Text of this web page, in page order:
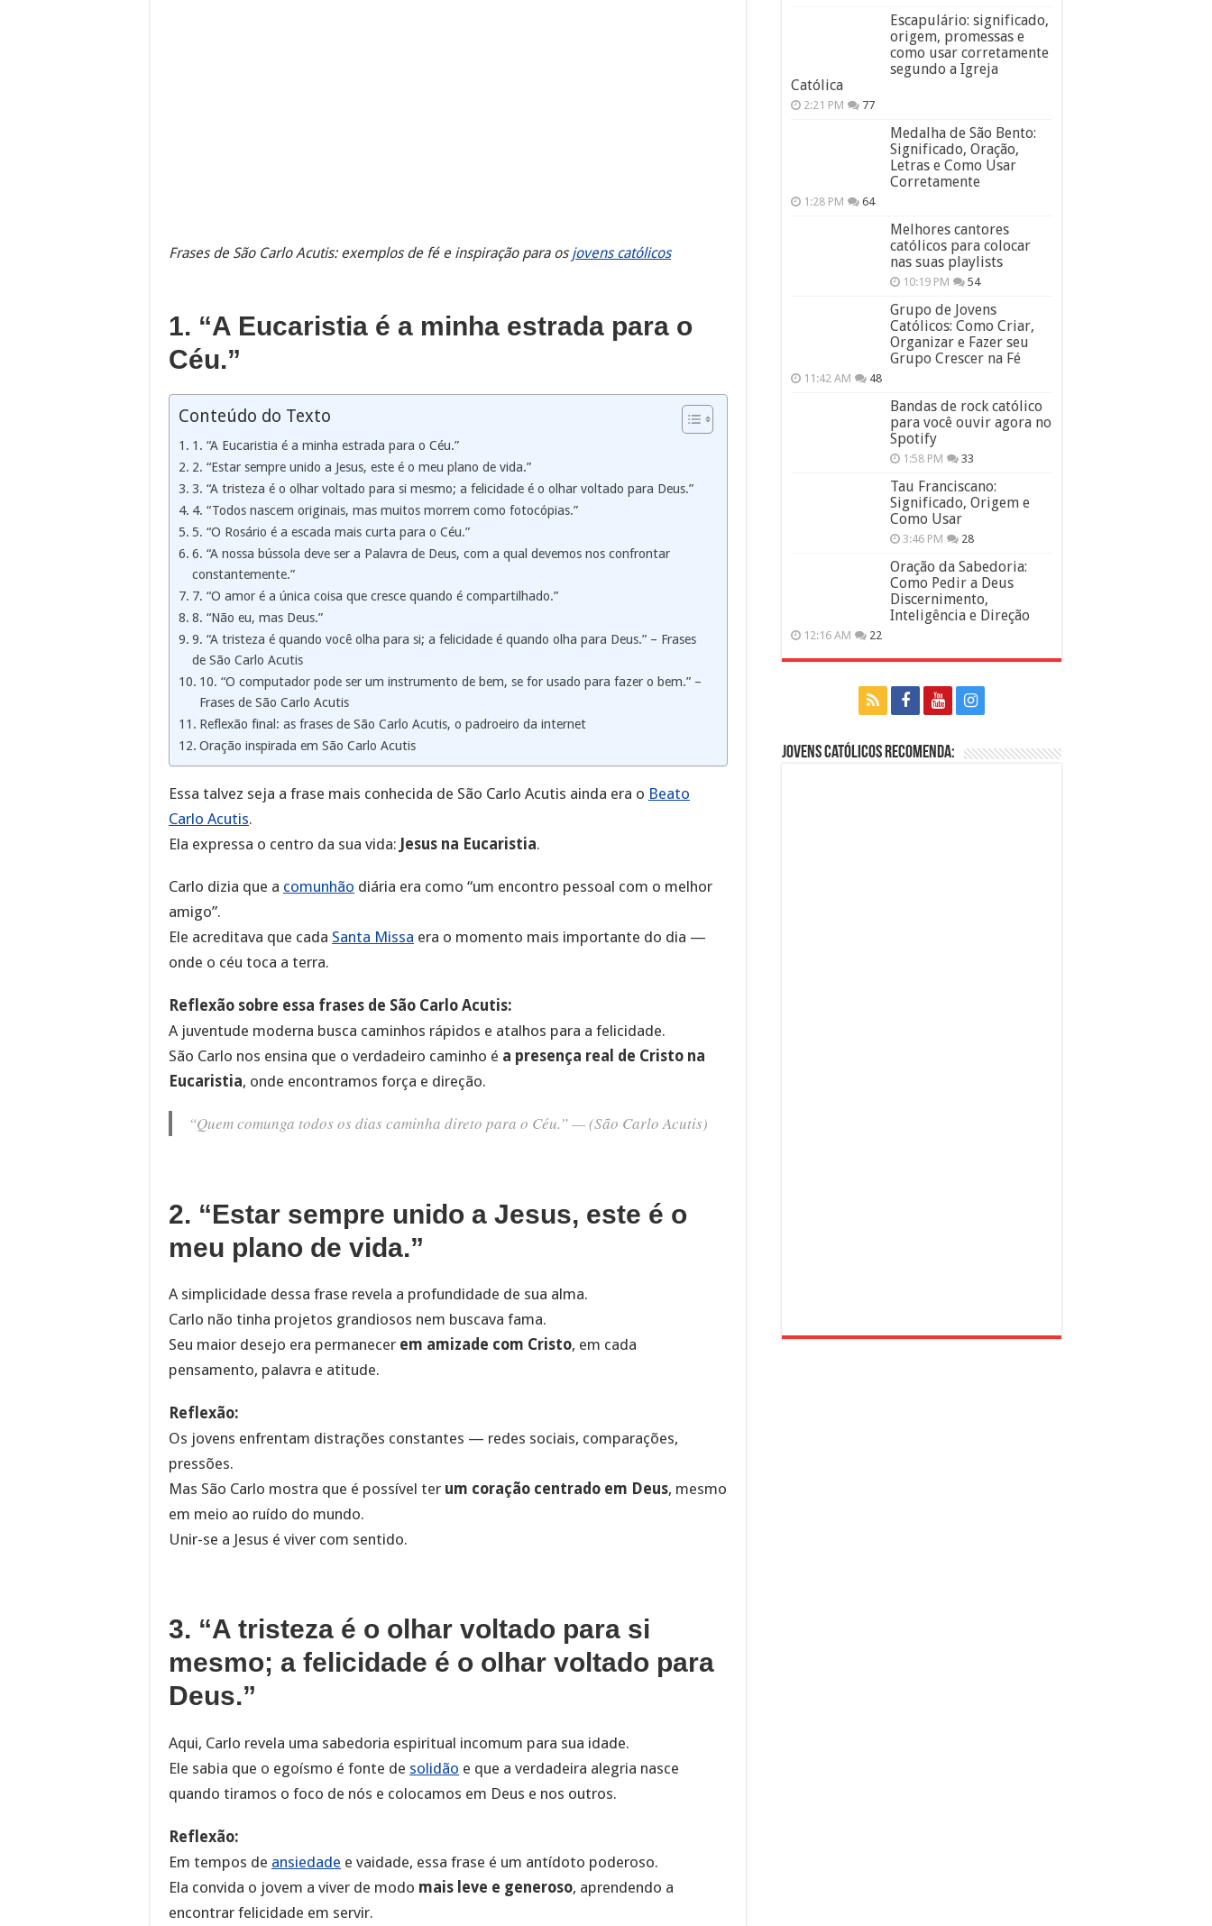
Frases de São Carlo Acutis: exemplos de fé e inspiração para os jovens católicos
1. “A Eucaristia é a minha estrada para o
Céu.”
Conteúdo do Texto
1. “A Eucaristia é a minha estrada para o Céu.”
2. “Estar sempre unido a Jesus, este é o meu plano de vida.”
3. “A tristeza é o olhar voltado para si mesmo; a felicidade é o olhar voltado para Deus.”
4. “Todos nascem originais, mas muitos morrem como fotocópias.”
5. “O Rosário é a escada mais curta para o Céu.”
6. “A nossa bússola deve ser a Palavra de Deus, com a qual devemos nos confrontar
constantemente.”
7. “O amor é a única coisa que cresce quando é compartilhado.”
8. “Não eu, mas Deus.”
9. “A tristeza é quando você olha para si; a felicidade é quando olha para Deus.” – Frases
de São Carlo Acutis
10. “O computador pode ser um instrumento de bem, se for usado para fazer o bem.” –
Frases de São Carlo Acutis
Reflexão final: as frases de São Carlo Acutis, o padroeiro da internet
Oração inspirada em São Carlo Acutis
Essa talvez seja a frase mais conhecida de São Carlo Acutis ainda era o Beato
Carlo Acutis.
Ela expressa o centro da sua vida: Jesus na Eucaristia.
Carlo dizia que a comunhão diária era como “um encontro pessoal com o melhor
amigo”.
Ele acreditava que cada Santa Missa era o momento mais importante do dia —
onde o céu toca a terra.
Reflexão sobre essa frases de São Carlo Acutis:
A juventude moderna busca caminhos rápidos e atalhos para a felicidade.
São Carlo nos ensina que o verdadeiro caminho é a presença real de Cristo na
Eucaristia, onde encontramos força e direção.
“Quem comunga todos os dias caminha direto para o Céu.” — (São Carlo Acutis)
2. “Estar sempre unido a Jesus, este é o
meu plano de vida.”
A simplicidade dessa frase revela a profundidade de sua alma.
Carlo não tinha projetos grandiosos nem buscava fama.
Seu maior desejo era permanecer em amizade com Cristo, em cada
pensamento, palavra e atitude.
Reflexão:
Os jovens enfrentam distrações constantes — redes sociais, comparações,
pressões.
Mas São Carlo mostra que é possível ter um coração centrado em Deus, mesmo
em meio ao ruído do mundo.
Unir-se a Jesus é viver com sentido.
3. “A tristeza é o olhar voltado para si
mesmo; a felicidade é o olhar voltado para
Deus.”
Aqui, Carlo revela uma sabedoria espiritual incomum para sua idade.
Ele sabia que o egoísmo é fonte de solidão e que a verdadeira alegria nasce
quando tiramos o foco de nós e colocamos em Deus e nos outros.
Reflexão:
Em tempos de ansiedade e vaidade, essa frase é um antídoto poderoso.
Ela convida o jovem a viver de modo mais leve e generoso, aprendendo a
encontrar felicidade em servir.
Escapulário: significado,
origem, promessas e
como usar corretamente
segundo a Igreja
Católica
2:21 PM 77
Medalha de São Bento:
Significado, Oração,
Letras e Como Usar
Corretamente
1:28 PM 64
Melhores cantores
católicos para colocar
nas suas playlists
10:19 PM 54
Grupo de Jovens
Católicos: Como Criar,
Organizar e Fazer seu
Grupo Crescer na Fé
11:42 AM 48
Bandas de rock católico
para você ouvir agora no
Spotify
1:58 PM 33
Tau Franciscano:
Significado, Origem e
Como Usar
3:46 PM 28
Oração da Sabedoria:
Como Pedir a Deus
Discernimento,
Inteligência e Direção
12:16 AM 22
Jovens Católicos Recomenda: